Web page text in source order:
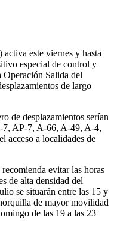
este viernes y hasta
especial de control y
Operación Salida del
de largo
de desplazamientos serían
AP-7, A-66, A-49, A-4,
acceso a localidades de
evitar las horas
de alta densidad del
se situarán entre las 15 y
de mayor movilidad
de las 19 a las 23